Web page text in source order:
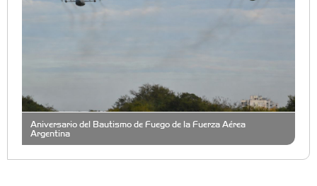
Aniversario del Bautismo de Fuego de la Fuerza Aérea
Argentina